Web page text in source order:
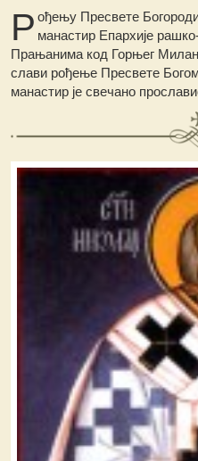
Р ођењу Пресвете
манастир Епархије
Прањанима код Горњег
слави рођење Пресвете
манастир је свечано